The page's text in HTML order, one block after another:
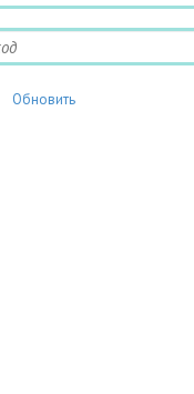
Обновить